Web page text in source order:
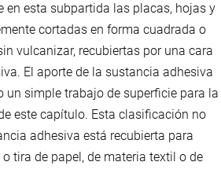
en esta subpartida las placas, hojas y
cortadas en forma cuadrada o
vulcanizar, recubiertas por una cara
El aporte de la sustancia adhesiva
un simple trabajo de superficie para la
este capítulo. Esta clasificación no
adhesiva está recubierta para
tira de papel, de materia textil o de